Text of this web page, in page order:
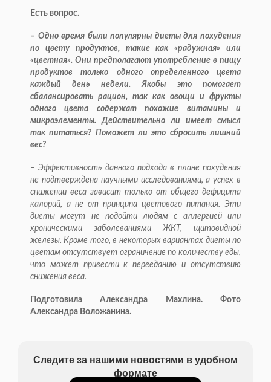
Есть вопрос.
– Одно время были популярны диеты для похудения
по цвету продуктов, такие как «радужная» или
«цветная». Они предполагают употребление в пищу
продуктов только одного определенного цвета
каждый день недели. Якобы это помогает
сбалансировать рацион, так как овощи и фрукты
одного цвета содержат похожие витамины и
микроэлементы. Действительно ли имеет смысл
так питаться? Поможет ли это сбросить лишний
вес?
– Эффективность данного подхода в плане похудения
не подтверждена научными исследованиями, а успех в
снижении веса зависит только от общего дефицита
калорий, а не от принципа цветового питания. Эти
диеты могут не подойти людям с аллергией или
хроническими заболеваниями ЖКТ, щитовидной
железы. Кроме того, в некоторых вариантах диеты по
цветам отсутствует ограничение по количеству еды,
что может привести к перееданию и отсутствию
снижения веса.
Подготовила Александра Махлина. Фото
Александра Воложанина.
Следите за нашими новостями в удобном
формате